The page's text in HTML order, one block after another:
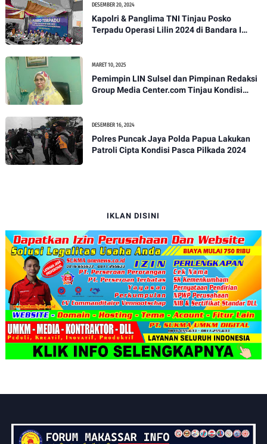
DESEMBER 20, 2024
Kapolri & Panglima TNI Tinjau Posko
Terpadu Operasi Lilin 2024 di Bandara I
MARET 10, 2025
Pemimpin LIN Sulsel dan Pimpinan Redaksi
Group Media Center.com Tinjau Kondisi
DESEMBER 16, 2024
Polres Puncak Jaya Polda Papua Lakukan
Patroli Cipta Kondisi Pasca Pilkada 2024
IKLAN DISINI